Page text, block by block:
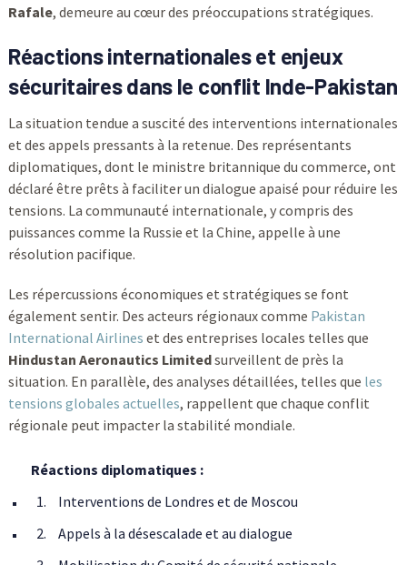
Rafale, demeure au cœur des préoccupations stratégiques.
Réactions internationales et enjeux
sécuritaires dans le conflit Inde-Pakistan
La situation tendue a suscité des interventions internationales
et des appels pressants à la retenue. Des représentants
diplomatiques, dont le ministre britannique du commerce, ont
déclaré être prêts à faciliter un dialogue apaisé pour réduire les
tensions. La communauté internationale, y compris des
puissances comme la Russie et la Chine, appelle à une
résolution pacifique.
Les répercussions économiques et stratégiques se font
également sentir. Des acteurs régionaux comme Pakistan
International Airlines et des entreprises locales telles que
Hindustan Aeronautics Limitedsurveillent de près la
situation. En parallèle, des analyses détaillées, telles que les
tensions globales actuelles, rappellent que chaque conflit
régionale peut impacter la stabilité mondiale.
Réactions diplomatiques :
Interventions de Londres et de Moscou
Appels à la désescalade et au dialogue